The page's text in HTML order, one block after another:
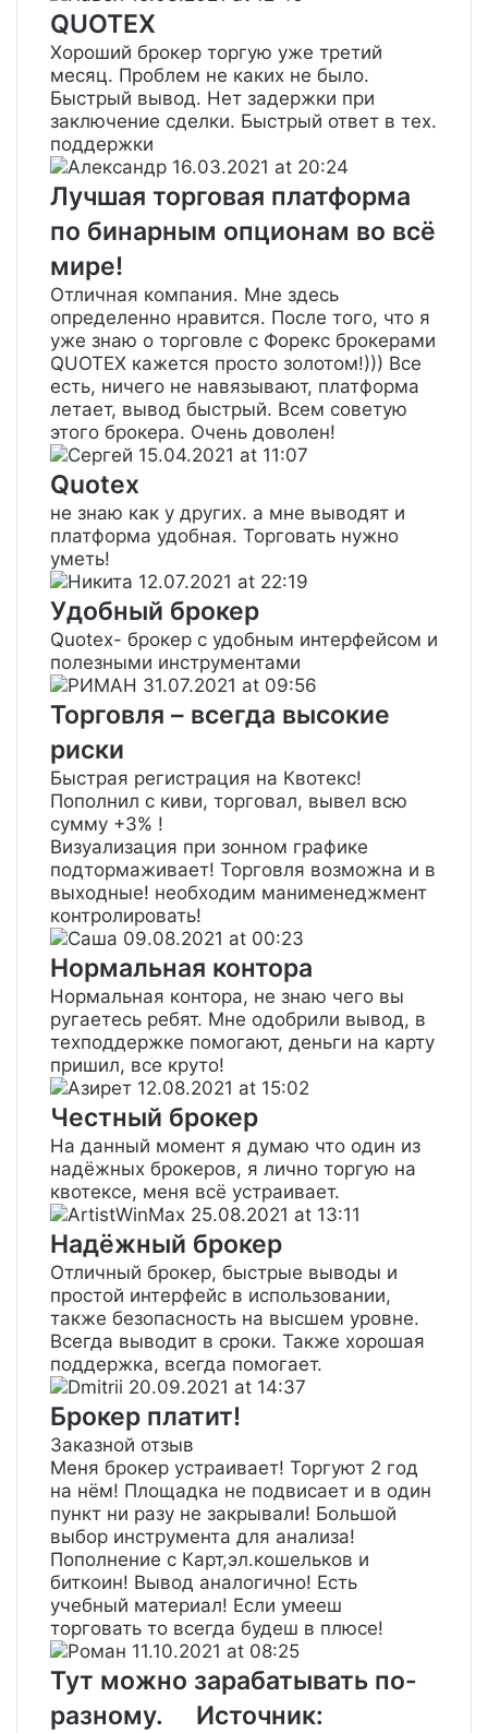
QUOTEX
Хороший брокер торгую уже третий
месяц. Проблем не каких не было.
Быстрый вывод. Нет задержки при
заключение сделки. Быстрый ответ в тех.
поддержки
Александр 16.03.2021 at 20:24
Лучшая торговая платформа
по бинарным опционам во всё
мире!
Отличная компания. Мне здесь
определенно нравится. После того, что я
уже знаю о торговле с Форекс брокерами
QUOTEX кажется просто золотом!))) Все
есть, ничего не навязывают, платформа
летает, вывод быстрый. Всем советую
этого брокера. Очень доволен!
Сергей 15.04.2021 at 11:07
Quotex
не знаю как у других. а мне выводят и
платформа удобная. Торговать нужно
уметь!
Никита 12.07.2021 at 22:19
Удобный брокер
Quotex- брокер с удобным интерфейсом и
полезными инструментами
РИМАН 31.07.2021 at 09:56
Торговля – всегда высокие
риски
Быстрая регистрация на Квотекс!
Пополнил с киви, торговал, вывел всю
сумму +3% !
Визуализация при зонном графике
подтормаживает! Торговля возможна и в
выходные! необходим манименеджмент
контролировать!
Саша 09.08.2021 at 00:23
Нормальная контора
Нормальная контора, не знаю чего вы
ругаетесь ребят. Мне одобрили вывод, в
техподдержке помогают, деньги на карту
пришил, все круто!
Азирет 12.08.2021 at 15:02
Честный брокер
На данный момент я думаю что один из
надёжных брокеров, я лично торгую на
квотексе, меня всё устраивает.
ArtistWinMax 25.08.2021 at 13:11
Надёжный брокер
Отличный брокер, быстрые выводы и
простой интерфейс в использовании,
также безопасность на высшем уровне.
Всегда выводит в сроки. Также хорошая
поддержка, всегда помогает.
Dmitrii 20.09.2021 at 14:37
Брокер платит!
Заказной отзыв
Меня брокер устраивает! Торгуют 2 год
на нём! Площадка не подвисает и в один
пункт ни разу не закрывали! Большой
выбор инструмента для анализа!
Пополнение с Карт,эл.кошельков и
биткоин! Вывод аналогично! Есть
учебный материал! Если умееш
торговать то всегда будеш в плюсе!
Роман 11.10.2021 at 08:25
Тут можно зарабатывать по-
разному. Источник: